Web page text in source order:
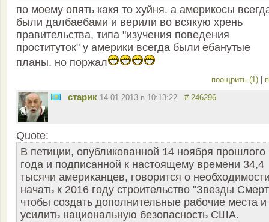
по моему опять какя то хуйня. а америкосы
были далбаебами и верили во всякую хрень
правительства, типа "изучения поведения
проституток" у америки всегда были ебанутые
планы. но поржал
поощрить (1)
старик 14.01.2013 в 10:13:22 # 246296
Quote:
В петиции, опубликованной 14 ноября прошлого
года и подписанной к настоящему времени 34,4
тысячи американцев, говорится о
начать к 2016 году строительство "Звезды
чтобы создать дополнительные рабочие места и
усилить национальную безопасность США.